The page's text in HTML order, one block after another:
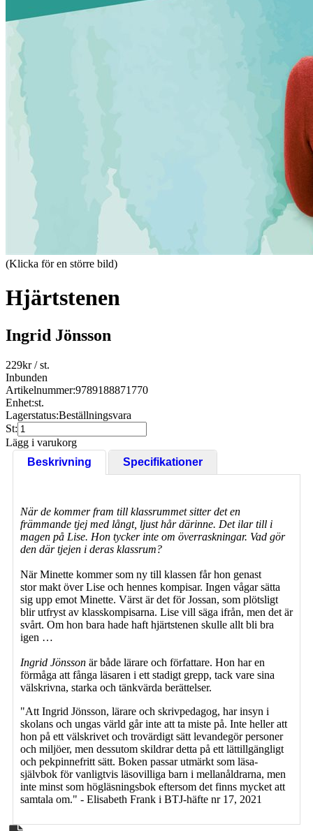
(Klicka för en större bild)
Hjärtstenen
Ingrid Jönsson
229kr/ st.
Inbunden
Artikelnummer:9789188871770
Enhet:st.
Lagerstatus:Beställningsvara
St:
Lägg i varukorg
Beskrivning
Specifikationer
När de kommer fram till klassrummet sitter det en
främmande tjej med långt, ljust hår därinne. Det ilar till i
magen på Lise. Hon tycker inte om överraskningar. Vad gör
den där tjejen i deras klassrum?
När Minette kommer som ny till klassen får hon genast
stor makt över Lise och hennes kompisar. Ingen vågar sätta
sig upp emot Minette. Värst är det för Jossan, som plötsligt
blir utfryst av klasskompisarna. Lise vill säga ifrån, men det är
svårt. Om hon bara hade haft hjärtstenen skulle allt bli bra
igen …
Ingrid Jönsson är både lärare och författare. Hon har en
förmåga att fånga läsaren i ett stadigt grepp, tack vare sina
välskrivna, starka och tänkvärda berättelser.
"Att Ingrid Jönsson, lärare och skrivpedagog, har insyn i
skolans och ungas värld går inte att ta miste på. Inte heller att
hon på ett välskrivet och trovärdigt sätt levandegör personer
och miljöer, men dessutom skildrar detta på ett lättillgängligt
och pekpinnefritt sätt. Boken passar utmärkt som läsa-
självbok för vanligtvis läsovilliga barn i mellanåldrarna, men
inte minst som högläsningsbok eftersom det finns mycket att
samtala om." - Elisabeth Frank i BTJ-häfte nr 17, 2021